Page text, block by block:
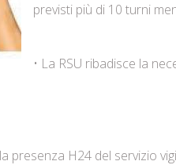
previsti più di 10 turni
• La RSU ribadisce la
presenza H24 del servizio